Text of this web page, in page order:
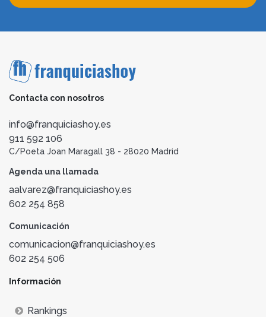
Contacta con nosotros
info@franquiciashoy.es
911 592 106
C/Poeta Joan Maragall 38 - 28020 Madrid
Agenda una llamada
aalvarez@franquiciashoy.es
602 254 858
Comunicación
comunicacion@franquiciashoy.es
602 254 506
Información
Rankings